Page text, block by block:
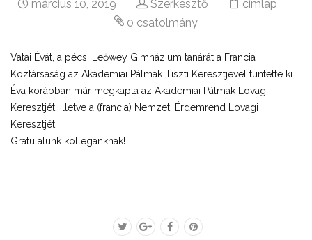
március 10, 2019 Szerkesztő
címlap
0 csatolmány
Vatai Évát, a pécsi Leőwey Gimnázium tanárát a Francia
Köztársaság az Akadémiai Pálmák Tiszti Keresztjével tüntette ki.
Éva korábban már megkapta az Akadémiai Pálmák Lovagi
Keresztjét, illetve a (francia) Nemzeti Érdemrend Lovagi
Keresztjét.
Gratulálunk kollégánknak!